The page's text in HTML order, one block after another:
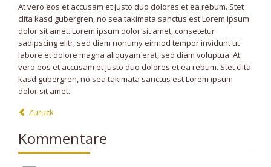
At vero eos et accusam et justo duo dolores et ea rebum. Stet
clita kasd gubergren, no sea takimata sanctus est Lorem ipsum
dolor sit amet. Lorem ipsum dolor sit amet, consetetur
sadipscing elitr, sed diam nonumy eirmod tempor invidunt ut
labore et dolore magna aliquyam erat, sed diam voluptua. At
vero eos et accusam et justo duo dolores et ea rebum. Stet clita
kasd gubergren, no sea takimata sanctus est Lorem ipsum
dolor sit amet.
Zurück
Kommentare